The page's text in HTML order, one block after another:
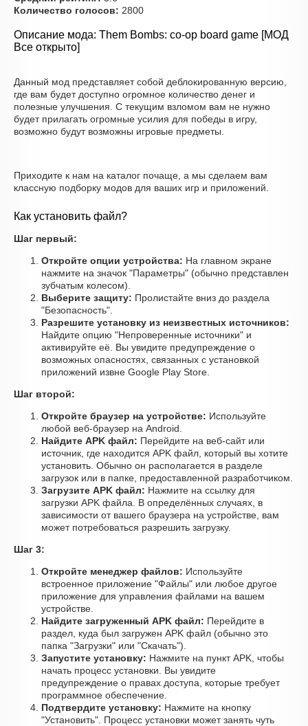
Количество голосов: 2800
Описание мода: Them Bombs: co-op board game [МОД
Все открыто]
Данный мод представляет собой деблокированную версию,
где вам будет доступно огромное количество денег и
полезные улучшения. С текущим взломом вам не нужно
будет прилагать огромные усилия для победы в игру,
возможно будут возможны игровые предметы.
Приходите к нам на каталог почаще, а мы сделаем вам
классную подборку модов для ваших игр и приложений.
Как установить файл?
Шаг первый:
Откройте опции устройства: На главном экране
нажмите на значок "Параметры" (обычно представлен
зубчатым колесом).
Выберите защиту: Пролистайте вниз до раздела
"Безопасность".
Разрешите установку из неизвестных источников:
Найдите опцию "Непроверенные источники" и
активируйте её. Вы увидите предупреждение о
возможных опасностях, связанных с установкой
приложений извне Google Play Store.
Шаг второй:
Откройте браузер на устройстве: Используйте
любой веб-браузер на Android.
Найдите APK файл: Перейдите на веб-сайт или
источник, где находится APK файл, который вы хотите
установить. Обычно он располагается в разделе
загрузок или в папке, предоставленной разработчиком.
Загрузите APK файл: Нажмите на ссылку для
загрузки APK файла. В определённых случаях, в
зависимости от вашего браузера на устройстве, вам
может потребоваться разрешить загрузку.
Шаг 3:
Откройте менеджер файлов: Используйте
встроенное приложение "Файлы" или любое другое
приложение для управления файлами на вашем
устройстве.
Найдите загруженный APK файл: Перейдите в
раздел, куда был загружен APK файл (обычно это
папка "Загрузки" или "Скачать").
Запустите установку: Нажмите на пункт APK, чтобы
начать процесс установки. Вы увидите
предупреждение о правах доступа, которые требует
программное обеспечение.
Подтвердите установку: Нажмите на кнопку
"Установить". Процесс установки может занять чуть